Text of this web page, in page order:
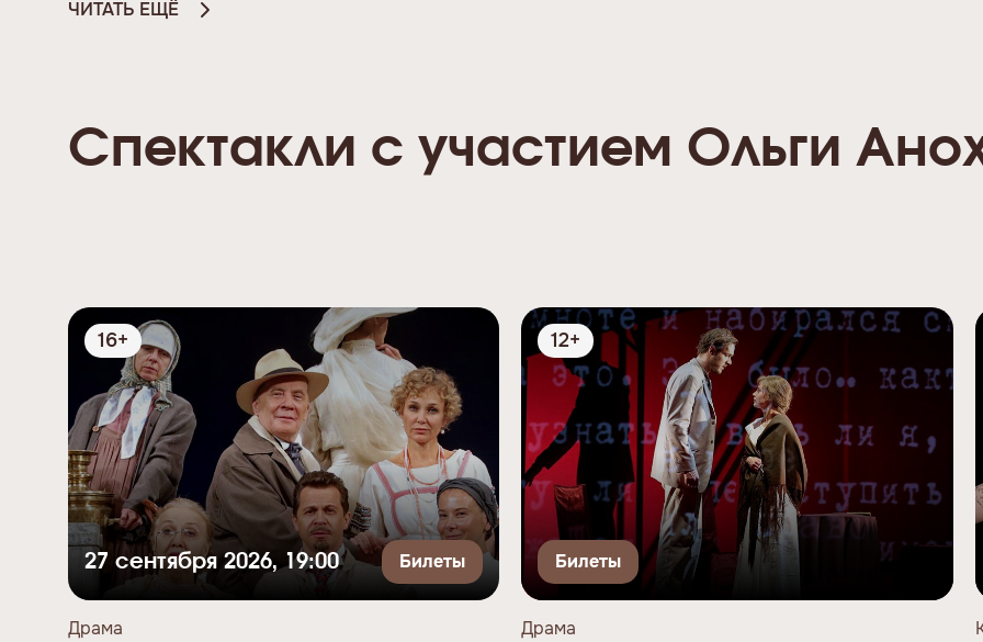
ЧИТАТЬ ЕЩЁ
Спектакли с участием Ольги
16+
27 сентября 2026, 19:00 Билеты
Драма
12+
Билеты
Драма